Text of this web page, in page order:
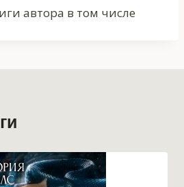
автора в том числе